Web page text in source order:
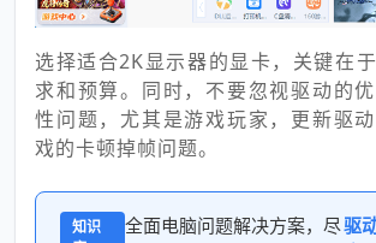
选择适合2K显示器的显卡，关键在
求和预算。同时，不要忽视驱动的
性问题，尤其是游戏玩家，更新驱
戏的卡顿掉帧问题。
知识
全面电脑问题解决方案，尽驱